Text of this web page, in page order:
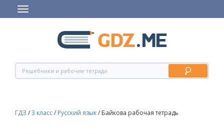
ГДЗ /3 класс/ Русский язык/ Байкова рабочая тетрадь